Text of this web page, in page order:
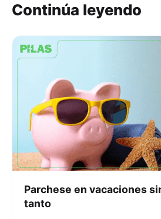
Continúa leyendo
Parchese en vacaciones
tanto